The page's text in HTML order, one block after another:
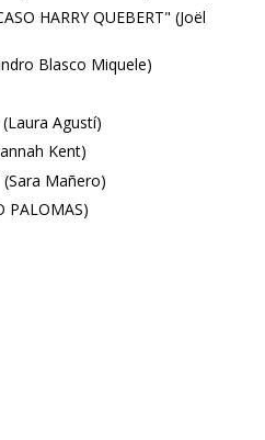
HARRY QUEBERT" (Joël
Blasco Miquele)
Agustí)
Kent)
(Sara Mañero)
PALOMAS)